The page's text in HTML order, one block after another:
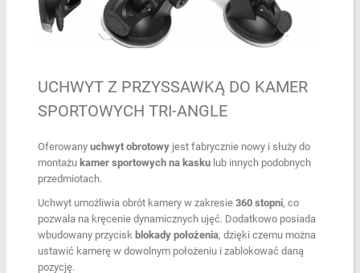
UCHWYT Z PRZYSSAWKĄ DO KAMER
SPORTOWYCH TRI-ANGLE
Oferowany uchwyt obrotowy jest fabrycznie nowy i służy do
montażu kamer sportowych na kaskulub innych podobnych
przedmiotach.
Uchwyt umożliwia obrót kamery w zakresie 360 stopni, co
pozwala na kręcenie dynamicznych ujęć. Dodatkowo posiada
wbudowany przycisk blokady położenia, dzięki czemu można
ustawić kamerę w dowolnym położeniu i zablokować daną
pozycję.